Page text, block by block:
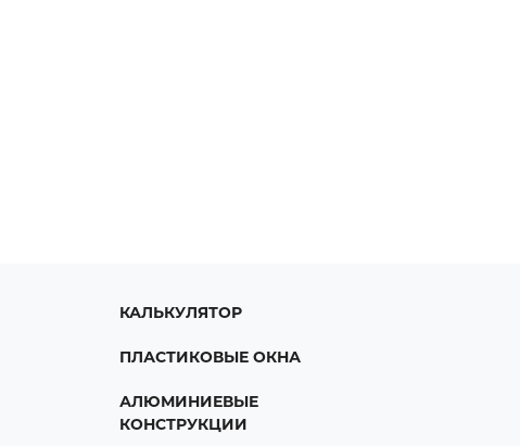
КАЛЬКУЛЯТОР
ПЛАСТИКОВЫЕ ОКНА
АЛЮМИНИЕВЫЕ
КОНСТРУКЦИИ